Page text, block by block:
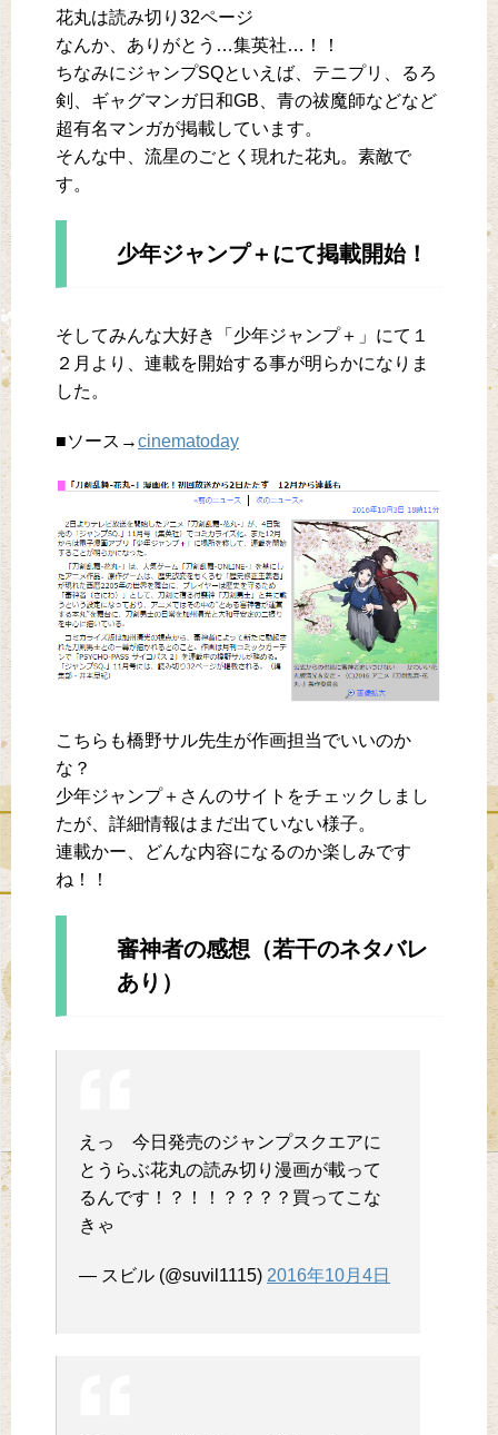
花丸は読み切り32ページ
なんか、ありがとう…集英社…！！
ちなみにジャンプSQといえば、テニプリ、るろ
剣、ギャグマンガ日和GB、青の祓魔師などなど
超有名マンガが掲載しています。
そんな中、流星のごとく現れた花丸。素敵で
す。
少年ジャンプ＋にて掲載開始！
そしてみんな大好き「少年ジャンプ＋」にて１
２月より、連載を開始する事が明らかになりま
した。
■ソース→cinematoday
こちらも橋野サル先生が作画担当でいいのか
な？
少年ジャンプ＋さんのサイトをチェックしまし
たが、詳細情報はまだ出ていない様子。
連載かー、どんな内容になるのか楽しみです
ね！！
審神者の感想（若干のネタバレ
あり）
えっ 今日発売のジャンプスクエアに
とうらぶ花丸の読み切り漫画が載って
るんです！？！！？？？？買ってこな
きゃ
— スビル (@suvil1115) 2016年10月4日